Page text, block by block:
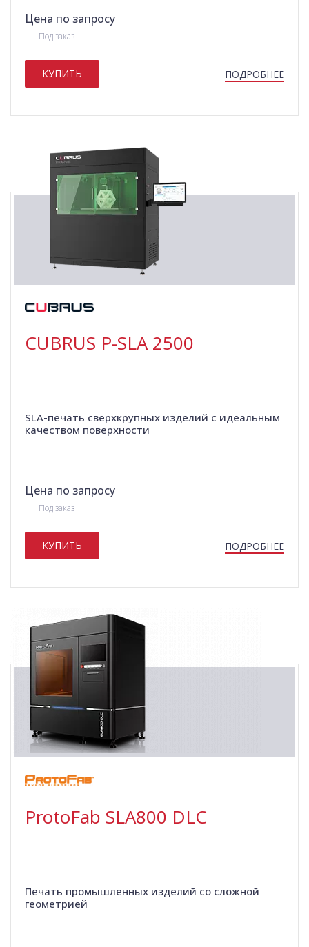
Цена по запросу
Под заказ
КУПИТЬ ПОДРОБНЕЕ
CUBRUS P-SLA 2500
SLA-печать сверхкрупных изделий с идеальным
качеством поверхности
Цена по запросу
Под заказ
КУПИТЬ ПОДРОБНЕЕ
ProtoFab SLA800 DLC
Печать промышленных изделий со сложной
геометрией